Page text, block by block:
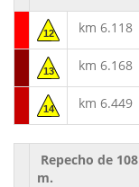
12 km 6.118
13 km 6.168
14 km 6.449
Repecho de 108
m.